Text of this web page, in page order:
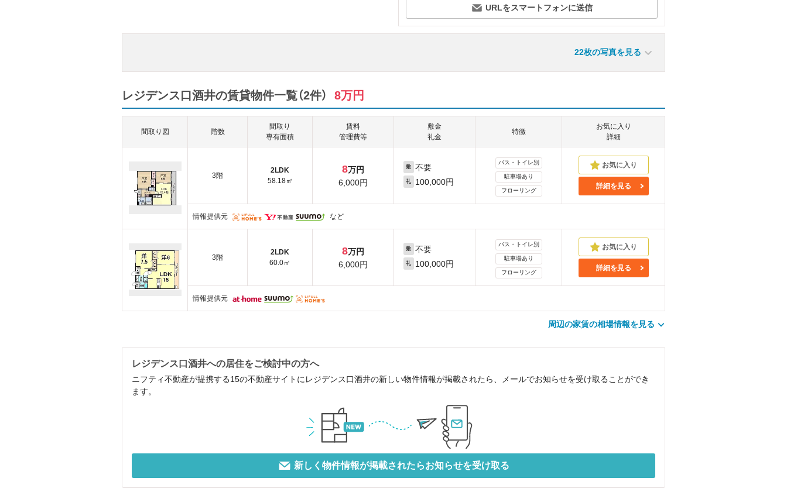
URLをスマートフォンに送信
22枚の写真を見る
レジデンス口酒井の賃貸物件一覧（2件） 8万円
間取り図 階数
間取り
専有面積
賃料
管理費等
敷金
礼金
特徴
お気に入り
詳細
3階
2LDK
58.18㎡
8万円
6,000円
敷 不要
礼 100,000円
バス・トイレ別
駐車場あり
フローリング
詳細を見る
情報提供元 など
3階
2LDK
60.0㎡
8万円
6,000円
敷 不要
礼 100,000円
バス・トイレ別
駐車場あり
フローリング
詳細を見る
情報提供元
周辺の家賃の相場情報を見る
レジデンス口酒井への居住をご検討中の方へ
ニフティ不動産が提携する15の不動産サイトにレジデンス口酒井の新しい物件情報が掲載されたら、メールでお知らせを受け取ることができ
ます。
新しく物件情報が掲載されたらお知らせを受け取る